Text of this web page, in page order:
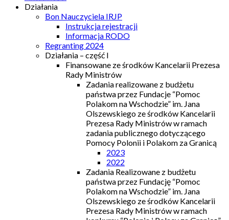
Działania
Bon Nauczyciela IRJP
Instrukcja rejestracji
Informacja RODO
Regranting 2024
Działania – część I
Finansowane ze środków Kancelarii Prezesa
Rady Ministrów
Zadania realizowane z budżetu
państwa przez Fundacje “Pomoc
Polakom na Wschodzie” im. Jana
Olszewskiego ze środków Kancelarii
Prezesa Rady Ministrów w ramach
zadania publicznego dotyczącego
Pomocy Polonii i Polakom za Granicą
2023
2022
Zadania Realizowane z budżetu
państwa przez Fundację “Pomoc
Polakom na Wschodzie” im. Jana
Olszewskiego ze środków Kancelarii
Prezesa Rady Ministrów w ramach